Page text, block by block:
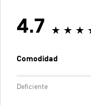
4.7
Comodidad
Deficiente